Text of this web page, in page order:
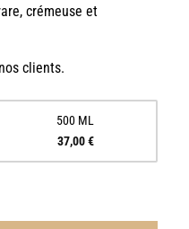
crémeuse et
clients.
500 ML
37,00€
- HUILE D’OLIVE